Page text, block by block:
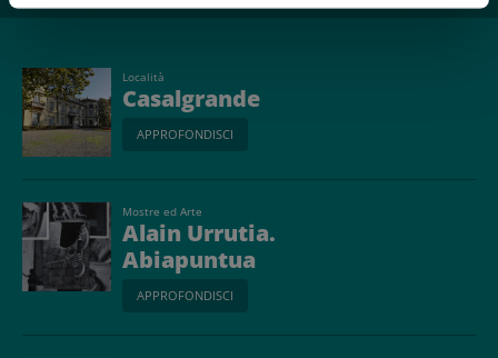
Località
Casalgrande
APPROFONDISCI
Mostre ed Arte
Alain Urrutia.
Abiapuntua
APPROFONDISCI